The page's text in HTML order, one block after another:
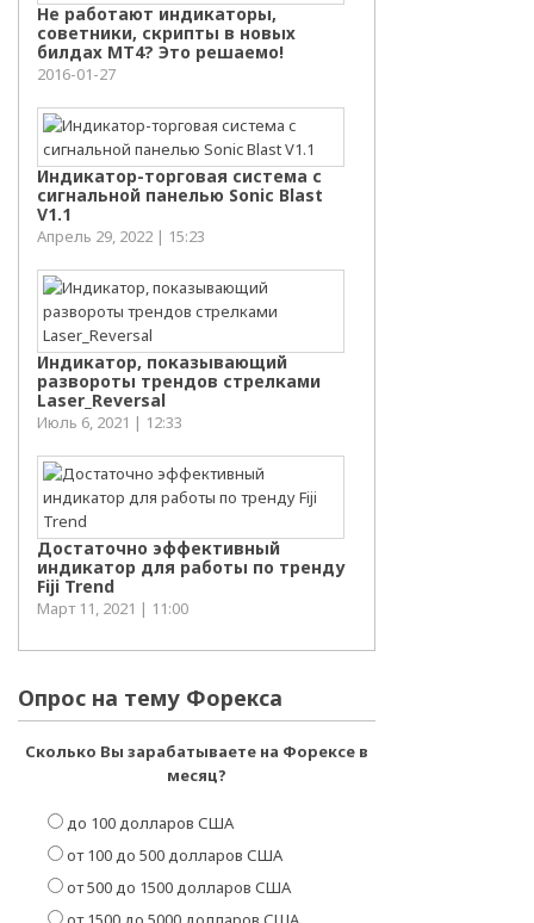
Не работают индикаторы,
советники, скрипты в новых
билдах МТ4? Это решаемо!
2016-01-27
Индикатор-торговая система с
сигнальной панелью Sonic Blast
V1.1
Апрель 29, 2022 | 15:23
Индикатор, показывающий
развороты трендов стрелками
Laser_Reversal
Июль 6, 2021 | 12:33
Достаточно эффективный
индикатор для работы по тренду
Fiji Trend
Март 11, 2021 | 11:00
Опрос на тему Форекса
Сколько Вы зарабатываете на Форексе в
месяц?
до 100 долларов США
от 100 до 500 долларов США
от 500 до 1500 долларов США